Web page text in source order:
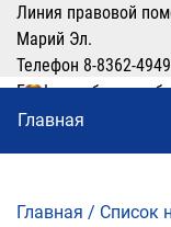
Линия правовой
Марий Эл.
Телефон 8-8362-
График работы:
16:00, перерыв
Главная
Главная / Список